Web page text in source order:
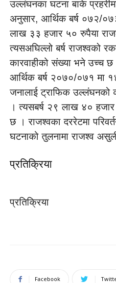
उल्लंघनका घटना बाके
अनुसार, आर्थिक बर्ष ०७२/
लाख ३३ हजार ५० रुपैया
त्यसअघिल्लो बर्ष राजश्वको
कारवाहीको संख्या भने उच्च छ
आर्थिक बर्ष २०७०/०७१ मा
जनालाई ट्राफिक उल्लंघनको
। त्यसबर्ष २९ लाख ४०
छ । राजश्वका दररेटमा
घटनाको तुलनामा राजश्व
प्रतिक्रिया
प्रतिक्रिया
Facebook